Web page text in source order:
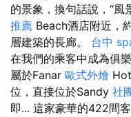
的景象，換句話說，“風
推薦 Beach酒店附近，
層建築的長廊。 台中
在我們的乘客中成為俱
屬於Fanar 歐式外燴
位，直接位於Sandy 社
即... 這家豪華的422間